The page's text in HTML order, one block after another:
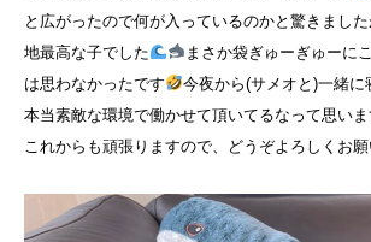
と広がったので何が入っているのかと驚きまし
地最高な子でした
まさか袋ぎゅーぎゅーに
は思わなかったです
今夜から(サメオと)一緒に
本当素敵な環境で働かせて頂いてるなって思いま
これからも頑張りますので、どうぞよろしくお